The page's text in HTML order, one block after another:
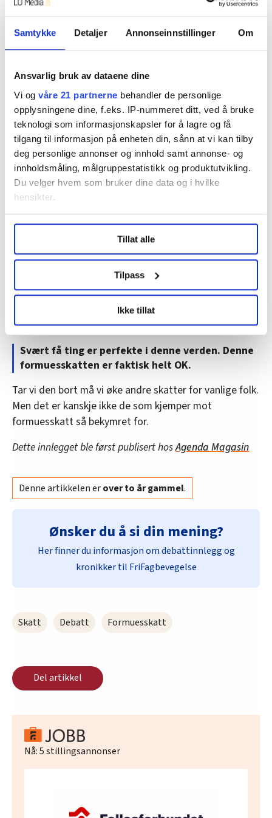
Samtykke Detaljer Annonseinnstillinger Om
Ansvarlig bruk av dataene dine
Vi og våre 21 partnerne behandler de personlige
opplysningene dine, f.eks. IP-nummeret ditt, ved å bruke
teknologi som informasjonskapsler for å lagre og få
tilgang til informasjon på enheten din, sånn at vi kan tilby
deg personlige annonser og innhold samt annonse- og
innholdsmåling, målgruppestatistikk og produktutvikling.
Du velger hvem som bruker dine data og i hvilke
hensikter.
Undermer infokan du lese om hvordan dine personlige
data behandles og hvordan du kan velge hvordan de skal
brukes. Du kan hele tiden endre eller trekke tilbake ditt
samtykke fra erklæringen om informasjonskapsler.
LO Medias publikasjoner frifagbevegelse.no, hk-nytt.no
og fontene.no bruker informasjonskapsler (cookies) for å
lære hvordan våre nettsider blir brukt slik at vi tilby
statistikk.
Vi deler bare informasjon om hvordan du bruker
nettstedet med LO Medias egne samarbeidspartnere
innenfor analyse og annonsering. Disse er angitt i
oversikten lengre ned på denne siden.
Tillat alle
Tilpass
Ikke tillat
Men den kjennetegnes av en veldig klar ting. Den
handler om hvor mye de med mye kapital skal dele
med felleskapet. Og uansett hvilket tidspunkt du
sammenligne oss med så har det ikke skjedd uten
kamp og konflikt. Når man har en veldig stor mikrofon
så høres det veldig godt.
Er formuesskatten perfekt? Nei, så klart ikke.
Det er heller ikke inntektsskatten eller
arveskatten (som ikke er perfekt fordi den er
fjernet).
Ingen bør være gift med en spesiell skatt, selv om du
gjerne kan kalle den du er sammen med for skatten
Det beste skattesystemet er det som gir mest
insentiver til arbeid, rettferdig fordeling og
nyskapning. Det kommer sannsynligvis gjennom
mindre skatt på inntekt og mer på formue, arv og
eiendom, kanskje med noen økte bunnfradrag.
Svært få ting er perfekte i denne verden. Denne
formuesskatten er faktisk helt OK.
Tar vi den bort må vi øke andre skatter for vanlige folk.
Men det er kanskje ikke de som kjemper mot
formuesskatt så bekymret for.
Dette innlegget ble først publisert hosAgenda Magasin
Denne artikkelen erover to år gammel.
Ønsker du å si din mening?
Her finner du informasjon om debattinnlegg og
kronikker til FriFagbevegelse
Skatt Debatt Formuesskatt
Del artikkel
Nå:5stillingsannonser